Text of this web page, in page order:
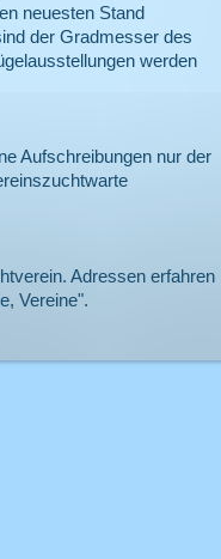
neuesten Stand
der Gradmesser des
werden
Aufschreibungen nur der
Adressen erfahren
Vereine".